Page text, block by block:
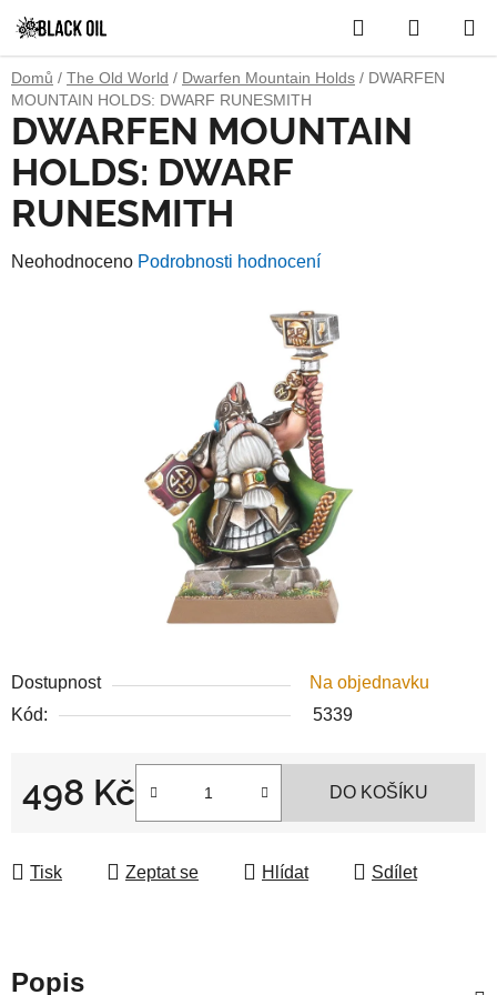
na
obsah
Hledat
KOŠÍK
Domů / The Old World / Dwarfen Mountain Holds / DWARFEN
MOUNTAIN HOLDS: DWARF RUNESMITH
Dostupnost
Na objednavku
Kód:
5339
498 Kč DO KOŠÍKU
Tisk Zeptat se Hlídat Sdílet
DWARFEN MOUNTAIN
HOLDS: DWARF
RUNESMITH
Průměrné
Neohodnoceno Podrobnosti hodnocení
Popis